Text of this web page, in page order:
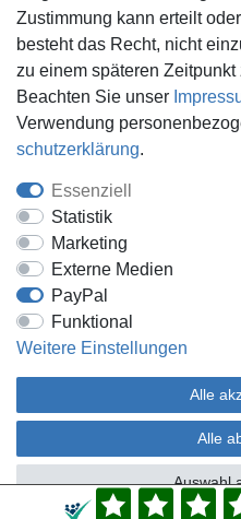
Informationen
Ankauf
Über uns
Häufig gestellte Fragen
Zahlung und Versand
Batterieentsorgung
Versand
*Alle Preise inkl.
Länder entnehmen Sie
© Game World 2026 |
Zustimmung kann erteilt
besteht das Recht, nicht
zu einem späteren
Beachten Sie unser
Verwendung
schutz­erklärung.
Essenziell
Statistik
Marketing
Externe Medien
PayPal
Funktional
Weitere Einstellungen
Alle
Alle
Auswahl